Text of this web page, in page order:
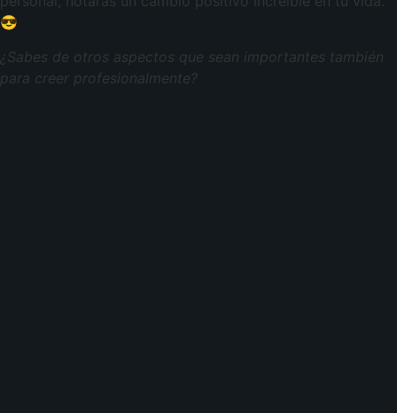
😎
¿Sabes de otros aspectos que sean importantes también
para creer profesionalmente?